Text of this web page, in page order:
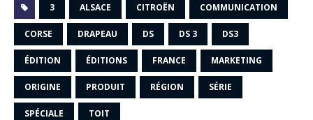
3 ALSACE CITROËN COMMUNICATION
CORSE DRAPEAU DS DS 3 DS3
ÉDITION ÉDITIONS FRANCE MARKETING
ORIGINE PRODUIT RÉGION SÉRIE
SPÉCIALE TOIT